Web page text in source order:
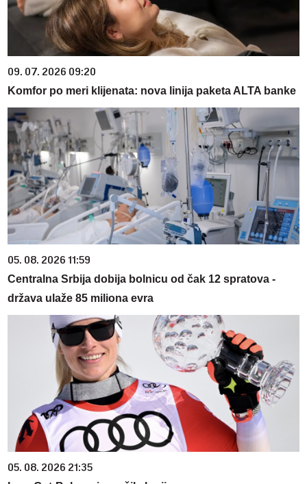
09. 07. 2026 09:20
Komfor po meri klijenata: nova linija paketa ALTA banke
05. 08. 2026 11:59
Centralna Srbija dobija bolnicu od čak 12 spratova -
država ulaže 85 miliona evra
05. 08. 2026 21:35